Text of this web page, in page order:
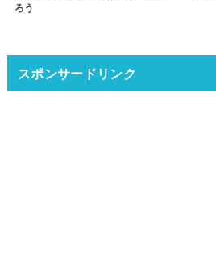
ろう
スポンサードリンク